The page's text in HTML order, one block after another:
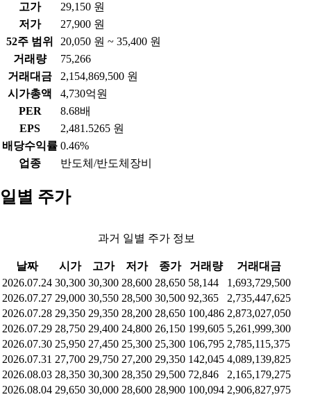
고가
29,150 원
저가
27,900 원
52주 범위
20,050 원 ~ 35,400 원
거래량
75,266
거래대금
2,154,869,500 원
시가총액
4,730억원
PER
8.68배
EPS
2,481.5265 원
배당수익률 0.46%
업종
반도체/반도체장비
일별 주가
과거 일별 주가 정보
날짜 시가 고가 저가 종가 거래량
거래대금
2026.07.24 30,300 30,300 28,600 28,650 58,144
1,693,729,500
2026.07.27 29,000 30,550 28,500 30,500 92,365
2,735,447,625
2026.07.28 29,350 29,350 28,200 28,650 100,486 2,873,027,050
2026.07.29 28,750 29,400 24,800 26,150 199,605 5,261,999,300
2026.07.30 25,950 27,450 25,300 25,300 106,795 2,785,115,375
2026.07.31 27,700 29,750 27,200 29,350 142,045 4,089,139,825
2026.08.03 28,350 30,300 28,350 29,500 72,846
2,165,179,275
2026.08.04 29,650 30,000 28,600 28,900 100,094 2,906,827,975